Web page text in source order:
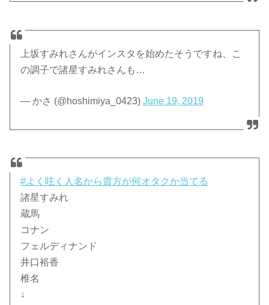
上坂すみれさんがインスタを始めたそうですね、こ
の調子で諸星すみれさんも…
— かさ (@hoshimiya_0423)June 19, 2019
#よく呟く人名から貴方が何オタクか当てる
諸星すみれ
蔵馬
コナン
フェルディナンド
井口裕香
椎名
↓